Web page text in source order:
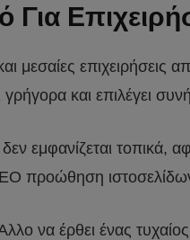
Για
μεσαίες
γρήγορα και
εμφανίζεται τοπικά,
προώθηση
να έρθει ένας